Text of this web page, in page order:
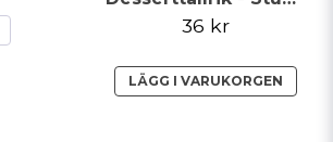
36 kr
LÄGG I VARUKORGEN